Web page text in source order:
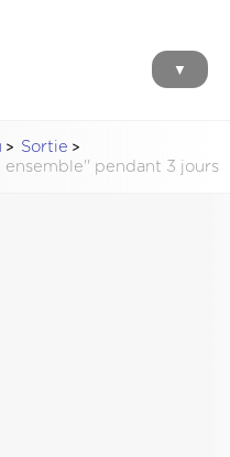
▼
Sortie
pendant 3 jours